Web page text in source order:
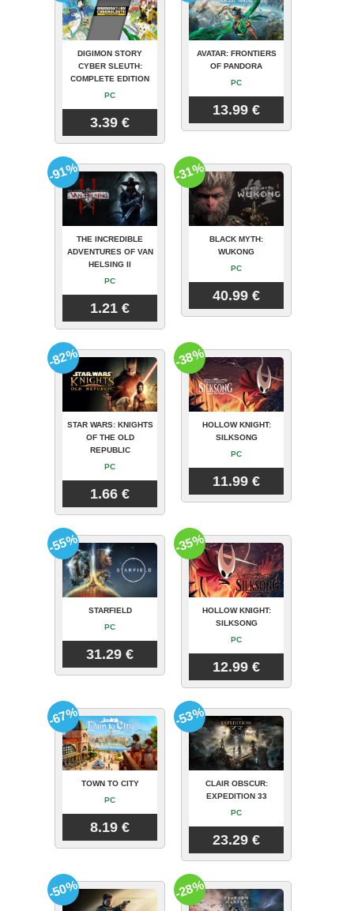
DIGIMON STORY
CYBER SLEUTH:
COMPLETE EDITION
PC
3.39 €
AVATAR: FRONTIERS
OF PANDORA
PC
13.99 €
THE INCREDIBLE
ADVENTURES OF VAN
HELSING II
PC
1.21 €
-91%
BLACK MYTH:
WUKONG
PC
40.99 €
-31%
STAR WARS: KNIGHTS
OF THE OLD
REPUBLIC
PC
1.66 €
-82%
HOLLOW KNIGHT:
SILKSONG
PC
11.99 €
-38%
STARFIELD
PC
31.29 €
-55%
HOLLOW KNIGHT:
SILKSONG
PC
12.99 €
-35%
TOWN TO CITY
PC
8.19 €
-67%
CLAIR OBSCUR:
EXPEDITION 33
PC
23.29 €
-53%
-50% -28%